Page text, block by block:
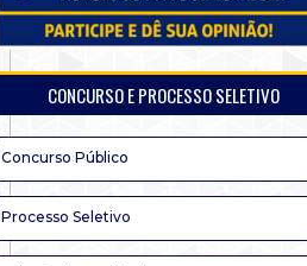
CONCURSO E PROCESSO SELETIVO
Concurso Público
Processo Seletivo